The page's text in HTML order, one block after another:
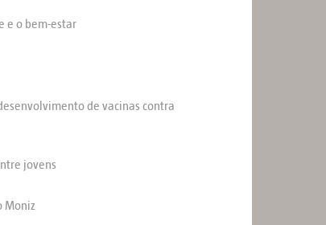
e o bem-estar
de vacinas contra
jovens
Moniz